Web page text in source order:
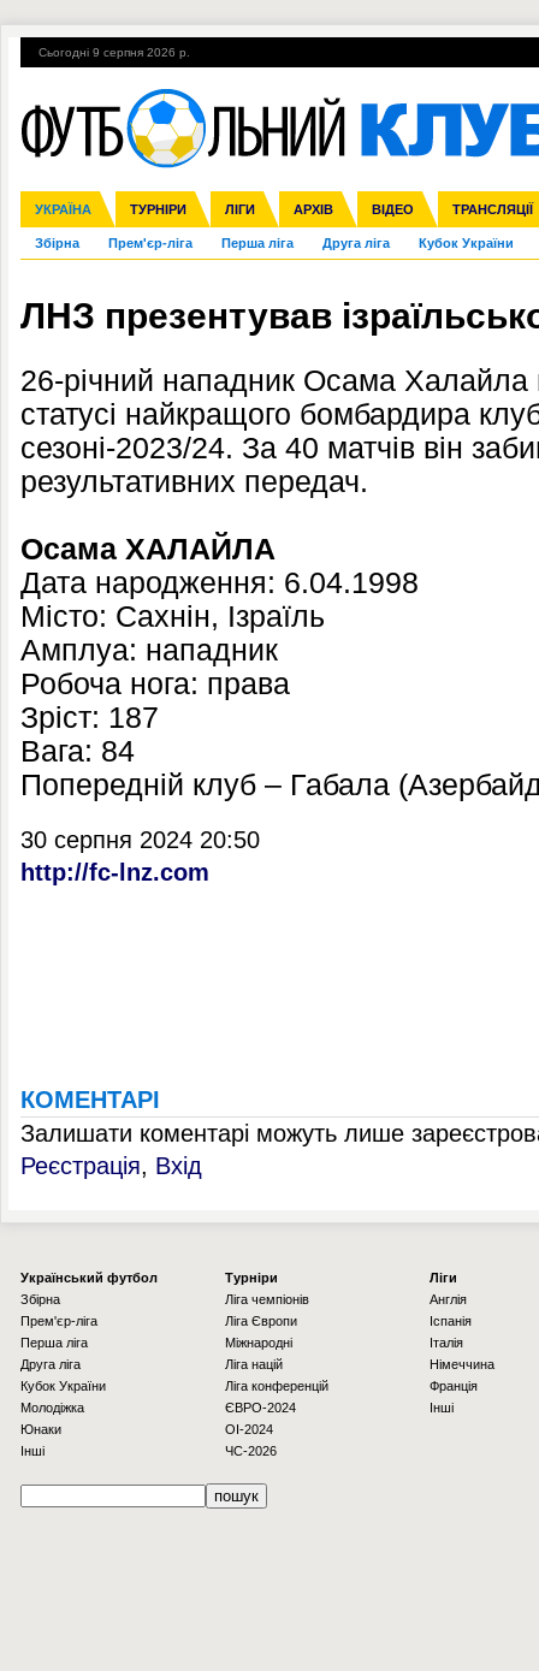
Сьогодні 9 серпня 2026 р.
УКРАЇНА ТУРНІРИ ЛІГИ АРХІВ ВІДЕО ТРАНСЛЯЦІЇ
Збірна Прем'єр-ліга Перша ліга Друга ліга Кубок України
Ліга чемпіонів Ліга Європи Міжнародні Ліга націй Ліга
Англія Іспанія Італія Німеччина Франція Інші
ЧС-2014 ЄВРО-2016 Росія Кубок конфедерацій ЧЄ-2015 (U-
Гарячі теми УПЛ, 2-й тур ВІЙНА УПЛ-ПЕРЕХОДИ
ЛНЗ презентував
26-річний нападник Осама
статусі найкращого бомбардира
сезоні-2023/24. За 40 матчів він
результативних передач.
Осама ХАЛАЙЛА
Дата народження: 6.04.1998
Місто: Сахнін, Ізраїль
Амплуа: нападник
Робоча нога: права
Зріст: 187
Вага: 84
Попередній клуб – Габала
30 серпня 2024 20:50
http://fc-lnz.com
КОМЕНТАРІ
Залишати коментарі можуть лише
Реєстрація, Вхід
Українcький футбол
Збірна
Прем'єр-ліга
Перша ліга
Друга ліга
Кубок України
Молодіжка
Юнаки
Інші
Турніри
Ліга чемпіонів
Ліга Європи
Міжнародні
Ліга націй
Ліга конференцій
ЄВРО-2024
OI-2024
ЧС-2026
Ліги
Англія
Іспанія
Італія
Німеччина
Франція
Інші